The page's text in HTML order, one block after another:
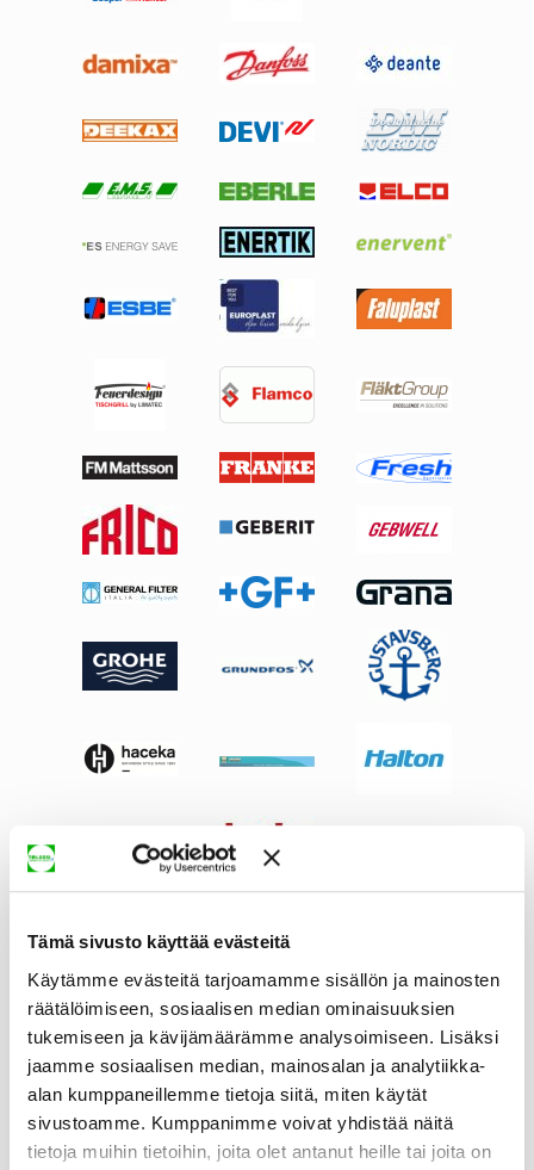
Tämä sivusto käyttää evästeitä
Käytämme evästeitä tarjoamamme sisällön ja mainosten
räätälöimiseen, sosiaalisen median ominaisuuksien
tukemiseen ja kävijämäärämme analysoimiseen. Lisäksi
jaamme sosiaalisen median, mainosalan ja analytiikka-
alan kumppaneillemme tietoja siitä, miten käytät
sivustoamme. Kumppanimme voivat yhdistää näitä
tietoja muihin tietoihin, joita olet antanut heille tai joita on